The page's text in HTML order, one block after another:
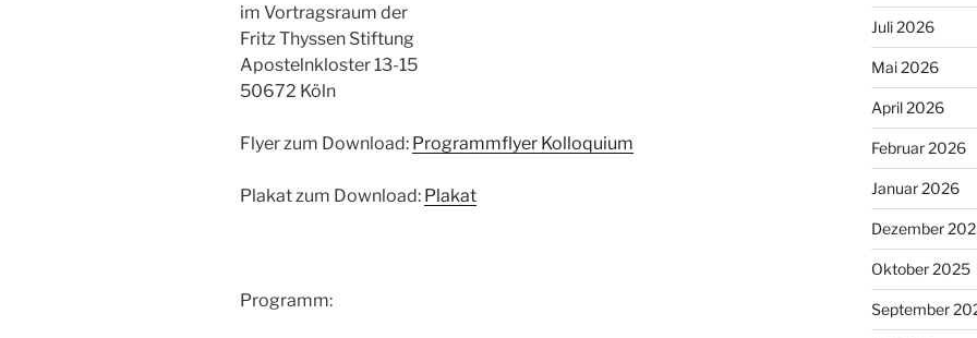
im Vortragsraum der
Fritz Thyssen Stiftung
Apostelnkloster 13-15
50672 Köln
Flyer zum Download: Programmflyer Kolloquium
Plakat zum Download: Plakat
Programm:
Juli 2026
Mai 2026
April 2026
Februar 2026
Januar 2026
Dezember
Oktober 2025
September